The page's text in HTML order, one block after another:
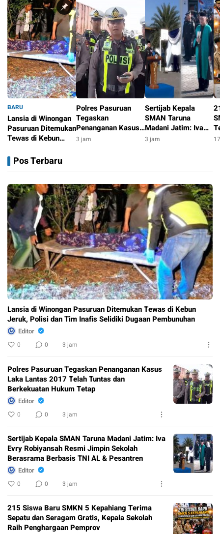
BARU
Lansia di Winongan
Pasuruan Ditemukan
Tewas di Kebun
Tim Inafis Selidiki
Dugaan
Polres Pasuruan
Tegaskan
Penanganan Kasus
Laka Lantas 2017
3 jam
Sertijab Kepala
SMAN Taruna
Madani Jatim: Iva
Evry Robiyansah
3 jam
Pos Terbaru
Lansia di Winongan Pasuruan Ditemukan Tewas di Kebun
Jeruk, Polisi dan Tim Inafis Selidiki Dugaan Pembunuhan
Editor
0 0 3 jam
Polres Pasuruan Tegaskan Penanganan Kasus
Laka Lantas 2017 Telah Tuntas dan
Berkekuatan Hukum Tetap
Editor
0 0 3 jam
Sertijab Kepala SMAN Taruna Madani Jatim: Iva
Evry Robiyansah Resmi Jimpin Sekolah
Berasrama Berbasis TNI AL & Pesantren
Editor
0 0 3 jam
215 Siswa Baru SMKN 5 Kepahiang Terima
Sepatu dan Seragam Gratis, Kepala Sekolah
Raih Penghargaan Pemprov